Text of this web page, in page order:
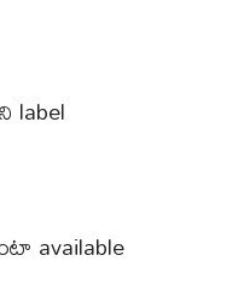
label
available